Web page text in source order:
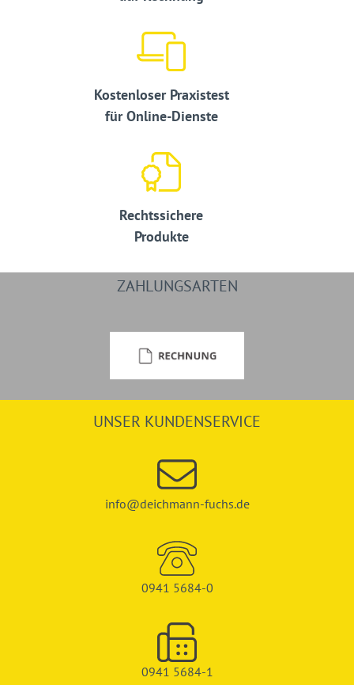
Kostenloser Praxistest
für Online-Dienste
Rechtssichere
Produkte
ZAHLUNGSARTEN
UNSER KUNDENSERVICE
info@deichmann-fuchs.de
0941 5684-0
0941 5684-1